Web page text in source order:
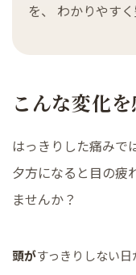
を、 わかりやす
こんな変化
はっきりした痛みで
夕方になると目の疲
ませんか？
頭がすっきりしない日